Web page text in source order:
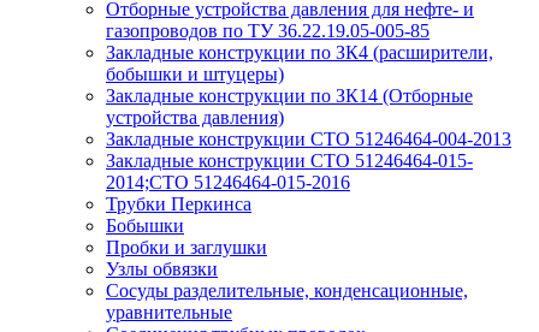
Отборные устройства давления для нефте- и
газопроводов по ТУ 36.22.19.05-005-85
Закладные конструкции по ЗК4 (расширители,
бобышки и штуцеры)
Закладные конструкции по ЗК14 (Отборные
устройства давления)
Закладные конструкции СТО 51246464-004-2013
Закладные конструкции СТО 51246464-015-
2014;СТО 51246464-015-2016
Трубки Перкинса
Бобышки
Пробки и заглушки
Узлы обвязки
Сосуды разделительные, конденсационные,
уравнительные